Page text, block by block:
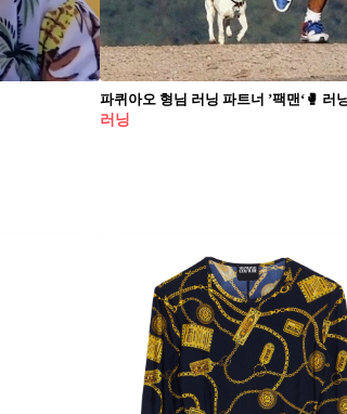
러닝